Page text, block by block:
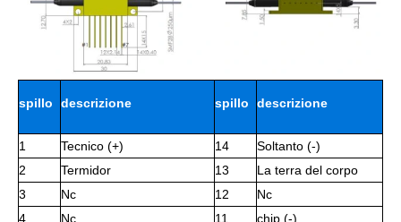
spillo descrizione spillo descrizione
1 Tecnico (+) 14
Soltanto (-)
2
Termidor 13
La terra del corpo
3
Nc 12
Nc
4
Nc 11
chip (-)